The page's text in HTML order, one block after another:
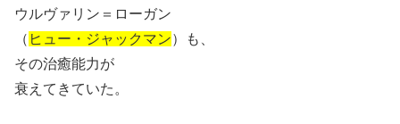
ウルヴァリン＝ローガン
（ ヒュー・ジャックマン）も、
その治癒能力が
衰えてきていた。